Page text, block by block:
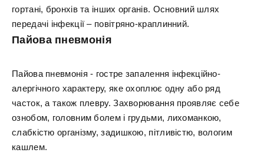
гортані, бронхів та інших органів. Основний шлях
передачі інфекції – повітряно-краплинний.
Пайова пневмонія
Пайова пневмонія - гостре запалення інфекційно-
алергічного характеру, яке охоплює одну або ряд
часток, а також плевру. Захворювання проявляє себе
ознобом, головним болем і грудьми, лихоманкою,
слабкістю організму, задишкою, пітливістю, вологим
кашлем.